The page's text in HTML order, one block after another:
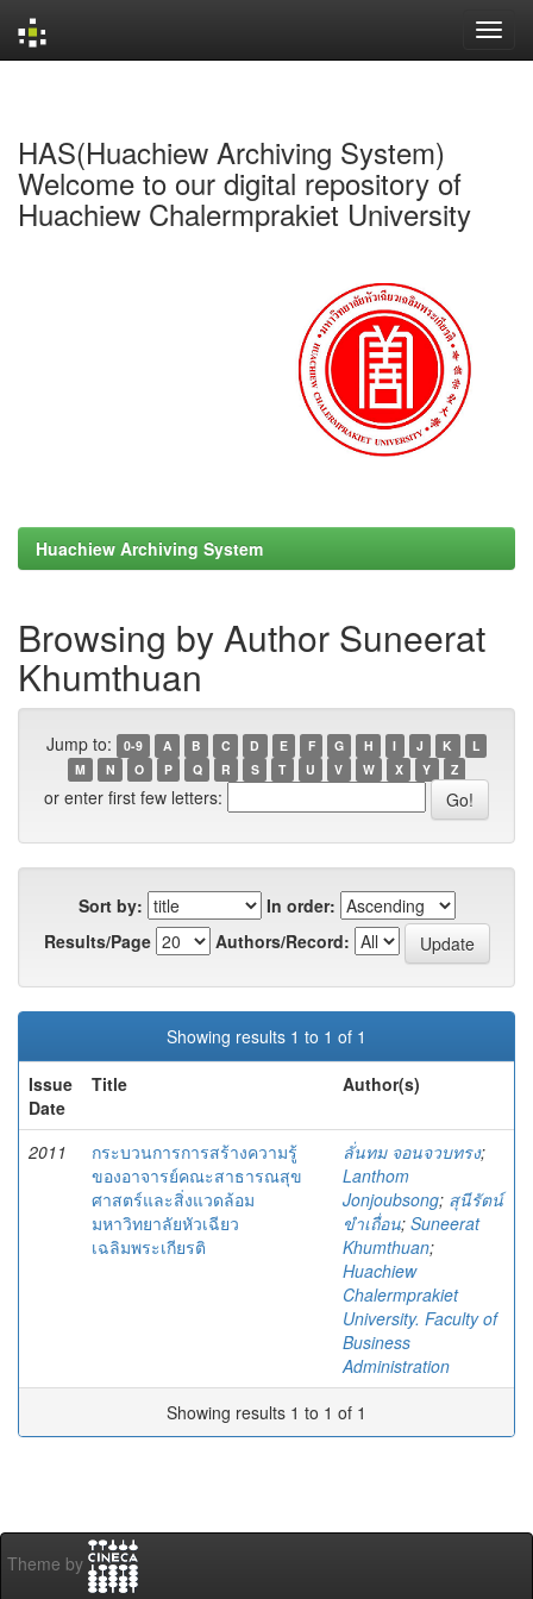
HAS(Huachiew Archiving System)
Welcome to our digital repository of
Huachiew Chalermprakiet University
Huachiew Archiving System
Browsing by Author Suneerat
Khumthuan
Jump to: 0-9 A B C D E F G H I J K
L
M
N O P Q R S T U V W X Y Z
or enter first few letters:
Sort by:
In order:
Results/Page
Authors/Record:
Showing results 1 to 1 of 1
Issue
Date
Title Author(s)
2011
กระบวนการการสร้างความรู้
ของอาจารย์คณะสาธารณสุข
ศาสตร์และสิ่งแวดล้อม
มหาวิทยาลัยหัวเฉียว
เฉลิมพระเกียรติ
ลั่นทม จอนจวบทรง;
Lanthom
Jonjoubsong; สุนีรัตน์
ขำเถื่อน; Suneerat
Khumthuan;
Huachiew
Chalermprakiet
University. Faculty of
Business
Administration
Showing results 1 to 1 of 1
Theme by